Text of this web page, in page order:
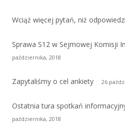
Wciąż więcej pytań, niż odpowiedzi
Sprawa S12 w Sejmowej Komisji
października, 2018
Zapytaliśmy o cel ankiety 26
Ostatnia tura spotkań
października, 2018